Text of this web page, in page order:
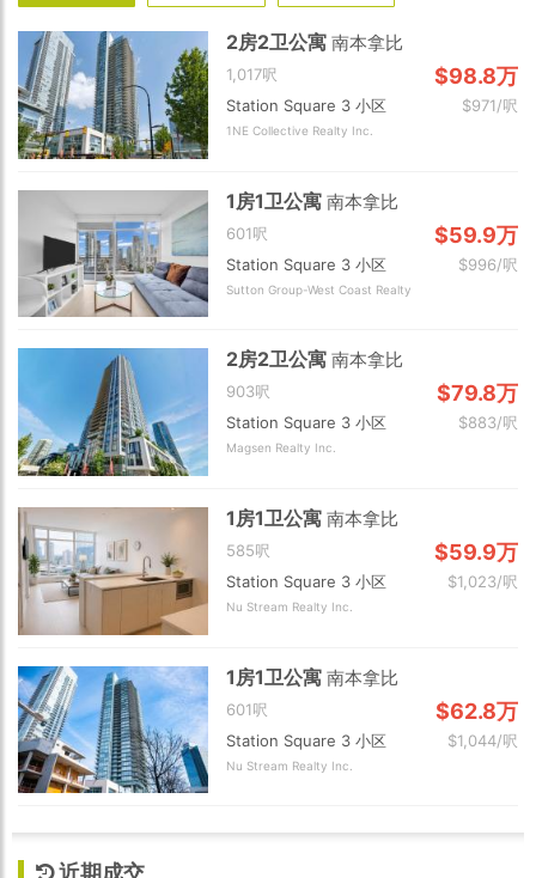
枢纽：经Boundary Rd可去往北温、列治文等地；
Kingsway连通温哥华、本拿比、新西敏等地；Metrotown
公交总站有多路公交车开往大温各地区；区内有三个天车
站：Patterson、Metrotown和Royal Oak。随着政府规划
及不断开发，该社区新建高层公寓鳞次栉比。Metrotown
社区附近教学资源丰富，周边有著名私校St Francis de
Sales小学和St Thomas More中学。
2房2卫公寓南本拿比
1,017呎 $98.8万
Station Square 3 小区 $971/呎
1NE Collective Realty Inc.
1房1卫公寓南本拿比
601呎 $59.9万
Station Square 3 小区 $996/呎
Sutton Group-West Coast Realty
2房2卫公寓南本拿比
903呎 $79.8万
Station Square 3 小区 $883/呎
Magsen Realty Inc.
1房1卫公寓南本拿比
585呎 $59.9万
Station Square 3 小区 $1,023/呎
Nu Stream Realty Inc.
1房1卫公寓南本拿比
601呎 $62.8万
Station Square 3 小区 $1,044/呎
Nu Stream Realty Inc.
近期成交